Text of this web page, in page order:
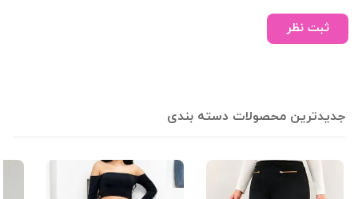
ثبت نظر
جدیدترین محصولات دسته بندی